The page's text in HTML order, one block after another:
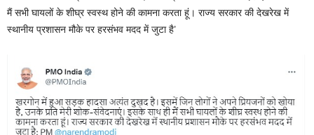
मैं सभी घायलों के शीघ्र स्वस्थ होने की कामना करता हूं। राज्य सरकार की देखरेख में
स्थानीय प्रशासन मौके पर हरसंभव मदद में जुटा है’